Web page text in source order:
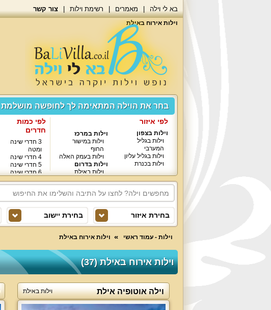
בא לי וילה מאמרים רשימת וילות צור קשר
וילות אירוח באילת
בחר את הוילה המתאימה לך לחופשה מושלמת
לפי איזור
וילות בצפון
וילות בגליל
המערבי
וילות בגליל עליון
וילות בכנרת
וילות במרכז
וילות במישור
החוף
וילות בעמק האלה
וילות בדרום
וילות באילת
לפי כמות
חדרים
3 חדרי שינה
ומטה
4 חדרי שינה
5 חדרי שינה
6 חדרי שינה
7 חדרי שינה
בחירת איזור בחירת יישוב
וילות - עמוד ראשי וילות אירוח באילת
וילות אירוח באילת (37)
וילה אוטופיה אילת וילות באילת